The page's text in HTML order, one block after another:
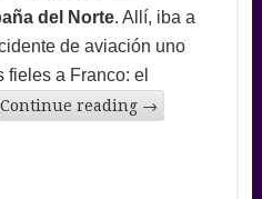
del Norte. Allí, iba a
de aviación uno
fieles a Franco: el
Continue reading →